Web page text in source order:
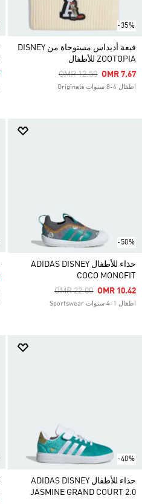
-35%
قبعة أديداس مستوحاة من DISNEY
ZOOTOPIA للأطفال
Price Reduced From
OMR 12.50ToOMR 7.67
اطفال 4-8 سنوات Originals
-50%
حذاء للأطفال ADIDAS DISNEY
COCO MONOFIT
Price Reduced From
OMR 22.00ToOMR 10.42
اطفال 1-4 سنوات Sportswear
-40%
حذاء للأطفال ADIDAS DISNEY
JASMINE GRAND COURT 2.0